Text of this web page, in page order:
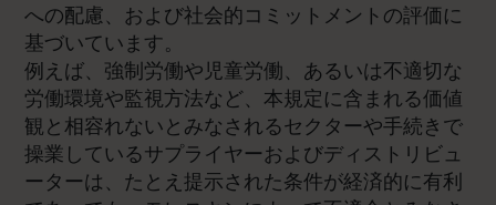
への配慮、および社会的コミットメントの評価に
基づいています。
例えば、強制労働や児童労働、あるいは不適切な
労働環境や監視方法など、本規定に含まれる価値
観と相容れないとみなされるセクターや手続きで
操業しているサプライヤーおよびディストリビュ
ーターは、たとえ提示された条件が経済的に有利